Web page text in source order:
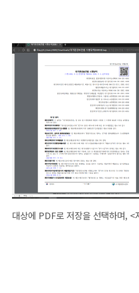
대상에 PDF로 저장을 선택하며, <